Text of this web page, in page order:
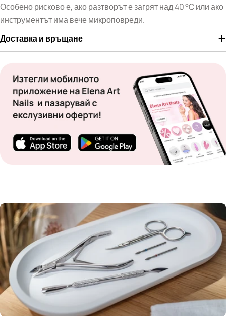
Особено рисково е, ако разтворът е загрят над 40 °C или ако
инструментът има вече микроповреди.
Доставка и връщане